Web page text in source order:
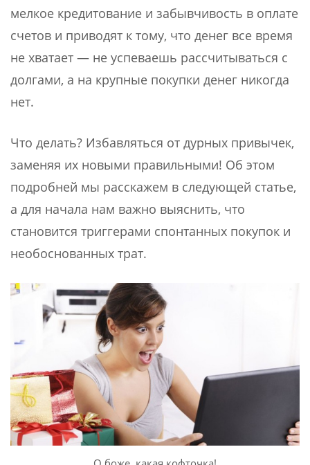
мелкое кредитование и забывчивость в оплате
счетов и приводят к тому, что денег все время
не хватает — не успеваешь рассчитываться с
долгами, а на крупные покупки денег никогда
нет.
Что делать? Избавляться от дурных привычек,
заменяя их новыми правильными! Об этом
подробней мы расскажем в следующей статье,
а для начала нам важно выяснить, что
становится триггерами спонтанных покупок и
необоснованных трат.